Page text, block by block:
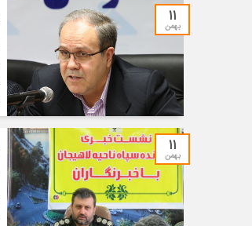
۱۱
بهمن
۱۱
بهمن